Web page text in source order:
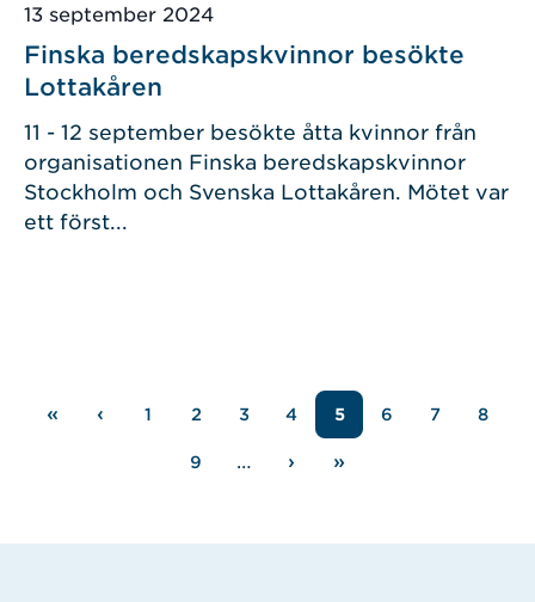
Finska beredskapskvinnor besökte
Lottakåren
Publicerad
13 september 2024
11 - 12 september besökte åtta kvinnor från
organisationen Finska beredskapskvinnor
Stockholm och Svenska Lottakåren. Mötet var
ett först...
Paginering
Första
«
Föregående
‹ Sida
1 Sida
2 Sida
3 Sida
4 5 Sida
6 Sida
7 Sida
8
Sida
9 …
Nästa
›
Sista
»